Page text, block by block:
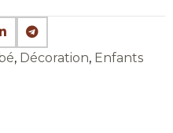
, Décoration, Enfants